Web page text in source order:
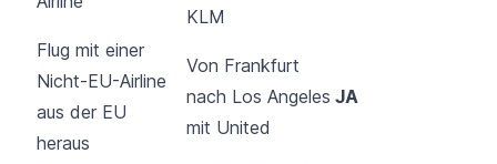
KLM
Flug mit einer
Nicht-EU-Airline
aus der EU
heraus
Von Frankfurt
nach Los Angeles
mit United
JA